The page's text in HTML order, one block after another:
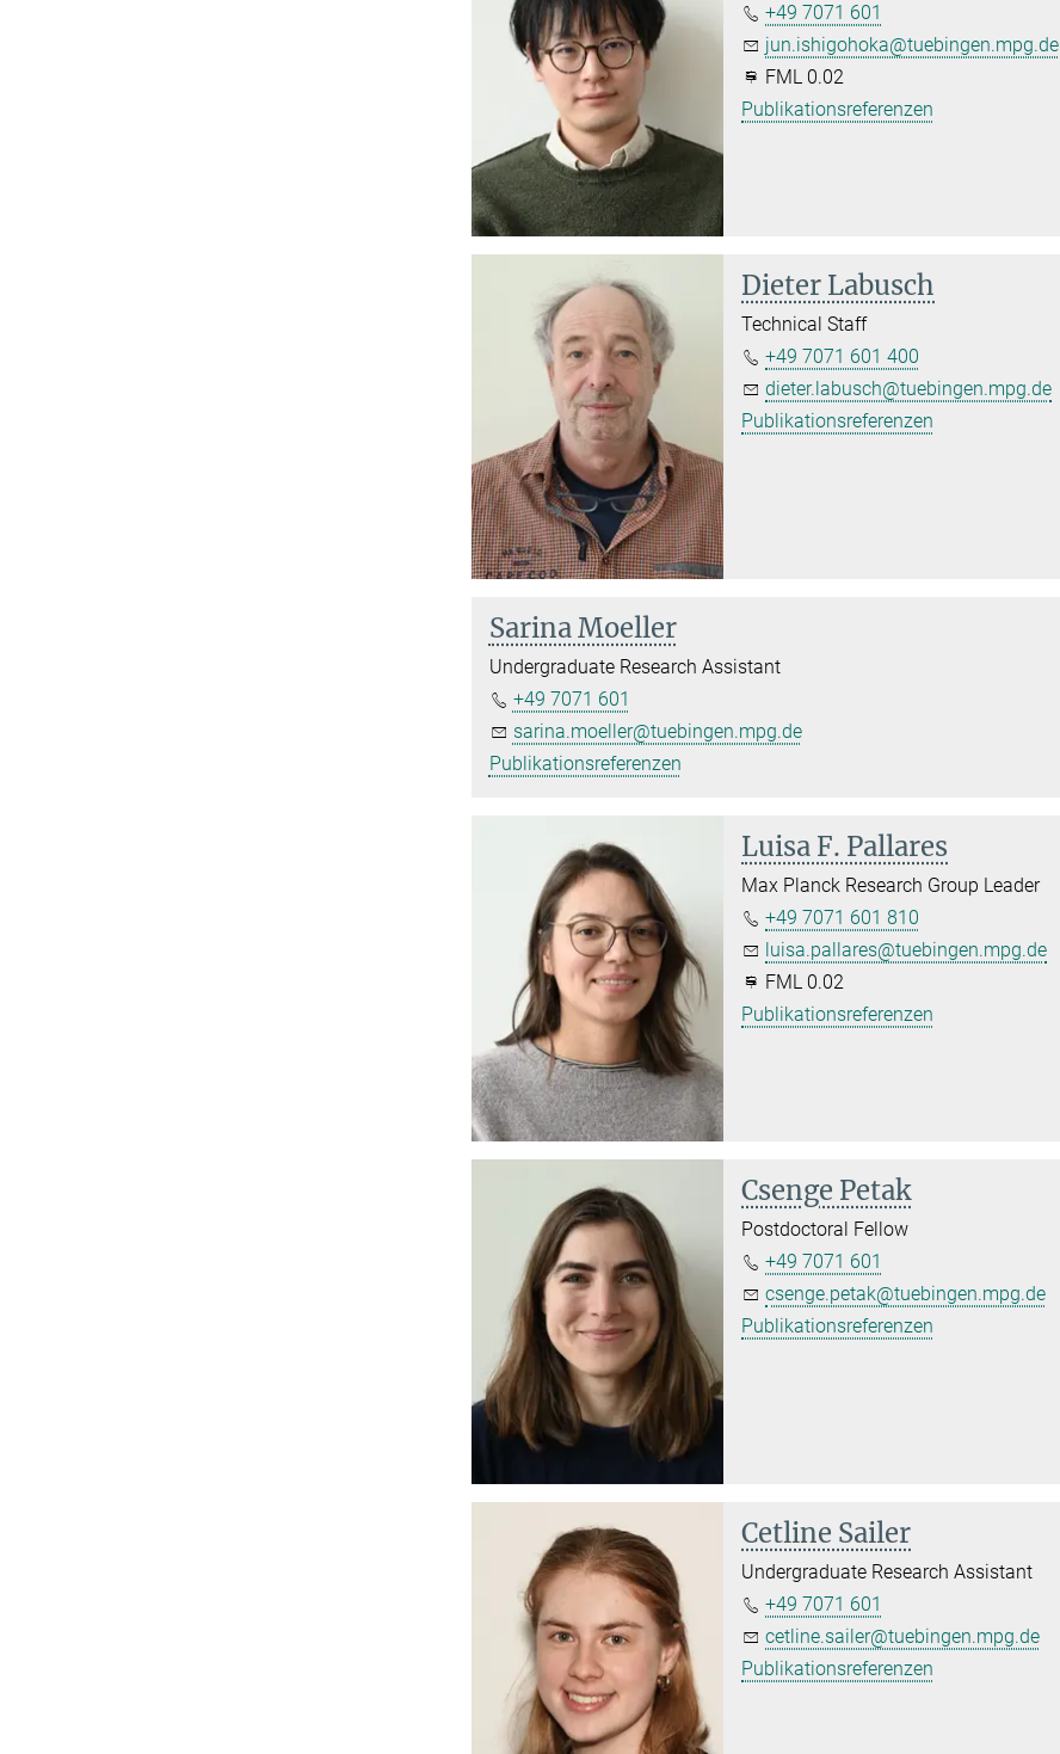
+49 7071 601
jun.ishigohoka@tuebingen.mpg.de
FML 0.02
Publikationsreferenzen
Dieter Labusch
Technical Staff
+49 7071 601 400
dieter.labusch@tuebingen.mpg.de
Publikationsreferenzen
Sarina Moeller
Undergraduate Research Assistant
+49 7071 601
sarina.moeller@tuebingen.mpg.de
Publikationsreferenzen
Luisa F. Pallares
Max Planck Research Group Leader
+49 7071 601 810
luisa.pallares@tuebingen.mpg.de
FML 0.02
Publikationsreferenzen
Csenge Petak
Postdoctoral Fellow
+49 7071 601
csenge.petak@tuebingen.mpg.de
Publikationsreferenzen
Cetline Sailer
Undergraduate Research Assistant
+49 7071 601
cetline.sailer@tuebingen.mpg.de
Publikationsreferenzen